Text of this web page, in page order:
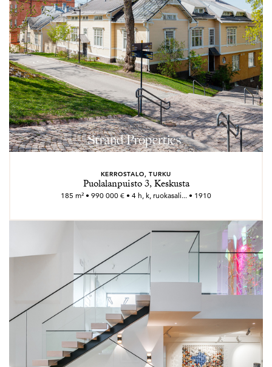
KERROSTALO, TURKU
Puolalanpuisto 3, Keskusta
185 m² • 990 000 € • 4 h, k, ruokasali... • 1910